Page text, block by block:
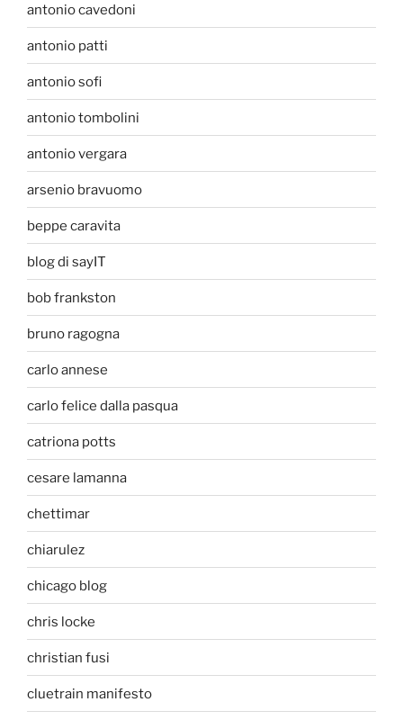
antonio cavedoni
antonio patti
antonio sofi
antonio tombolini
antonio vergara
arsenio bravuomo
beppe caravita
blog di sayIT
bob frankston
bruno ragogna
carlo annese
carlo felice dalla pasqua
catriona potts
cesare lamanna
chettimar
chiarulez
chicago blog
chris locke
christian fusi
cluetrain manifesto